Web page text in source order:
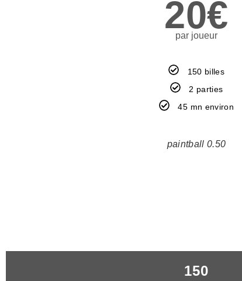
20€
par joueur
150 billes
2 parties
45 mn environ
paintball 0.50
150